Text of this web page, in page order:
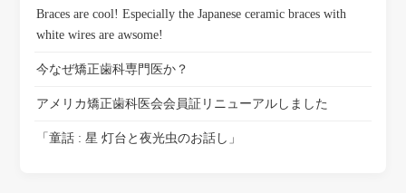
Braces are cool! Especially the Japanese ceramic braces with
white wires are awsome!
今なぜ矯正歯科専門医か？
アメリカ矯正歯科医会会員証リニューアルしました
「童話 : 星 灯台と夜光虫のお話し」